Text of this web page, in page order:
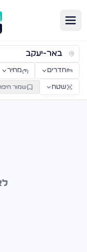
דירות למכירה
חדרים מחיר
שטח שמור